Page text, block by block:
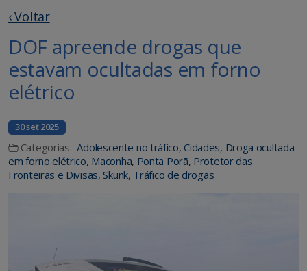
‹ Voltar
DOF apreende drogas que
estavam ocultadas em forno
elétrico
30 set 2025
Categorias: Adolescente no tráfico, Cidades, Droga ocultada
em forno elétrico, Maconha, Ponta Porã, Protetor das
Fronteiras e Divisas, Skunk, Tráfico de drogas